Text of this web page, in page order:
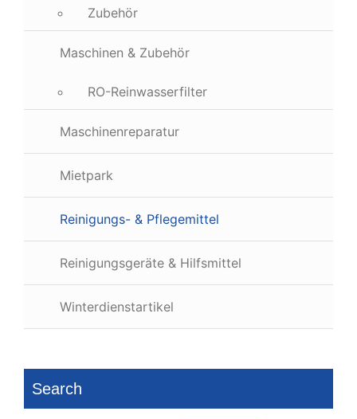
Zubehör
Maschinen & Zubehör
RO-Reinwasserfilter
Maschinenreparatur
Mietpark
Reinigungs- & Pflegemittel
Reinigungsgeräte & Hilfsmittel
Winterdienstartikel
Search